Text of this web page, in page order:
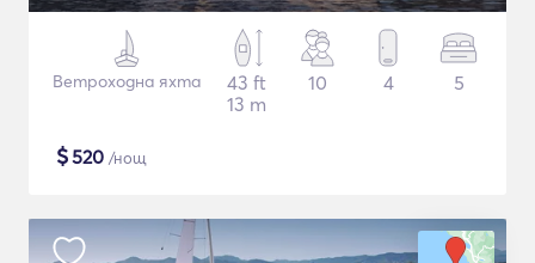
Ветроходна яхта
43 ft
13 m
10 4 5
$520 /нощ